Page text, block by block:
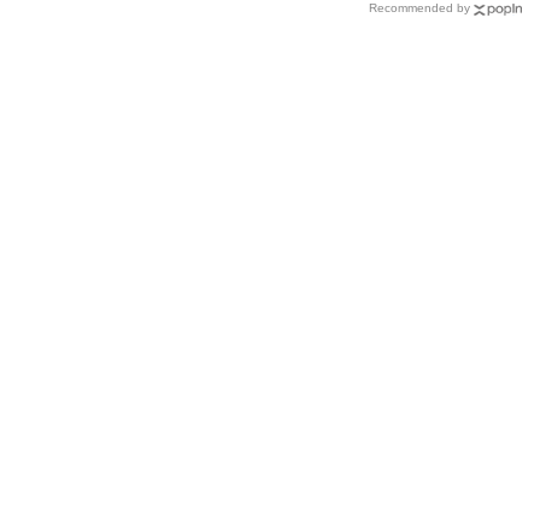
Recommended by